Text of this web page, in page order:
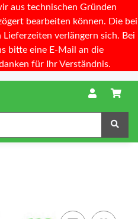
aus technischen Gründen
bearbeiten können. Die bei
verlängern sich. Bei
bitte eine E-Mail an die
für Ihr Verständnis.